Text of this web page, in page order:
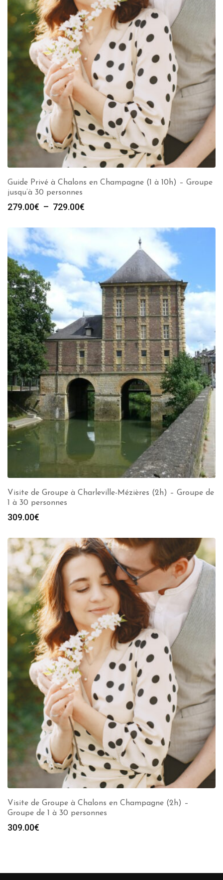
Guide Privé à Chalons en Champagne (1 à 10h) – Groupe
jusqu’à 30 personnes
279.00€ – 729.00€
prix :
à
729.00€
Visite de Groupe à Charleville-Mézières (2h) – Groupe de
1 à 30 personnes
309.00€
Visite de Groupe à Chalons en Champagne (2h) –
Groupe de 1 à 30 personnes
309.00€